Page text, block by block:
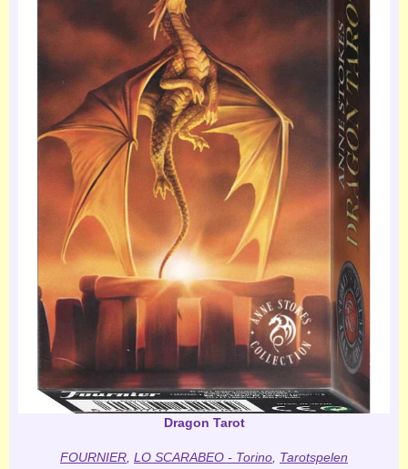
Dragon Tarot
FOURNIER LO SCARABEO - Torino Tarotspelen